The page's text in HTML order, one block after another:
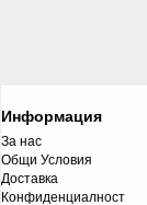
Информация
За нас
Общи Условия
Доставка
Конфиденциалност